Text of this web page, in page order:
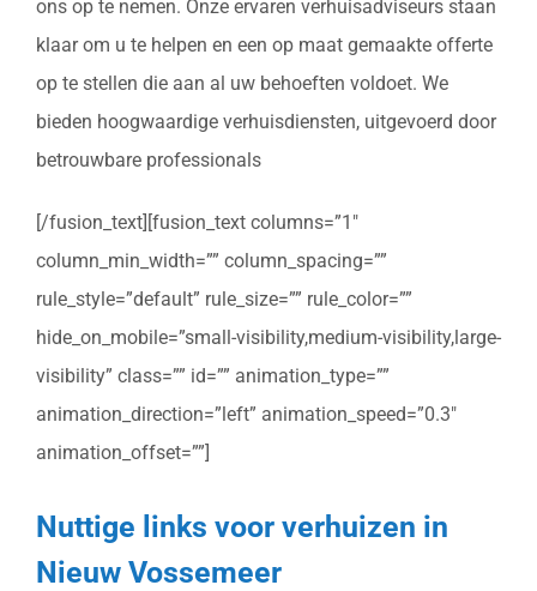
ons op te nemen. Onze ervaren verhuisadviseurs staan
klaar om u te helpen en een op maat gemaakte offerte
op te stellen die aan al uw behoeften voldoet. We
bieden hoogwaardige verhuisdiensten, uitgevoerd door
betrouwbare professionals
[/fusion_text][fusion_text columns=”1″
column_min_width=”” column_spacing=””
rule_style=”default” rule_size=”” rule_color=””
hide_on_mobile=”small-visibility,medium-visibility,large-
visibility” class=”” id=”” animation_type=””
animation_direction=”left” animation_speed=”0.3″
animation_offset=””]
Nuttige links voor verhuizen in
Nieuw Vossemeer